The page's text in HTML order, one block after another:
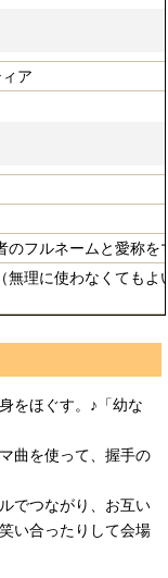
ア
のフルネームと愛称
無理に使わなくてもよ
をほぐす。♪「幼な
曲を使って、握手の
でつながり、お互い
い合ったりして会場